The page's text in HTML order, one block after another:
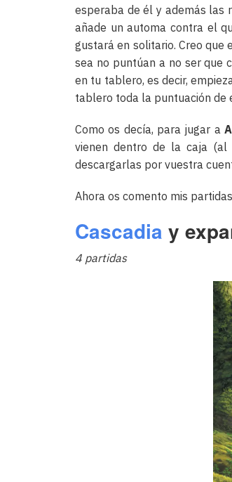
esperaba de él y además las
añade un automa contra el
gustará en solitario. Creo
sea no puntúan a no ser que
en tu tablero, es decir,
tablero toda la puntuación de
Como os decía, para jugar a
vienen dentro de la caja
descargarlas por vuestra
Ahora os comento mis
Cascadia y
4 partidas